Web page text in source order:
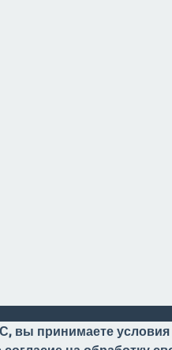
принимаете условия